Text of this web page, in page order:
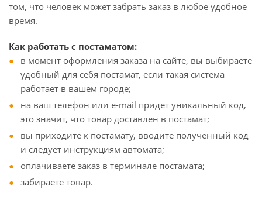
том, что человек может забрать заказ в любое удобное
время.
Как работать с постаматом:
в момент оформления заказа на сайте, вы выбираете
удобный для себя постамат, если такая система
работает в вашем городе;
на ваш телефон или e-mail придет уникальный код,
это значит, что товар доставлен в постамат;
вы приходите к постамату, вводите полученный код
и следует инструкциям автомата;
оплачиваете заказ в терминале постамата;
забираете товар.